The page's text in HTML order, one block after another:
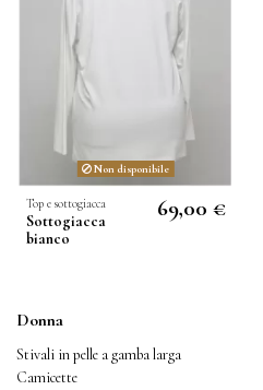
Non disponibile
Top e sottogiacca
Sottogiacca
bianco
69,00 €
Donna
Stivali in pelle a gamba larga
Camicette